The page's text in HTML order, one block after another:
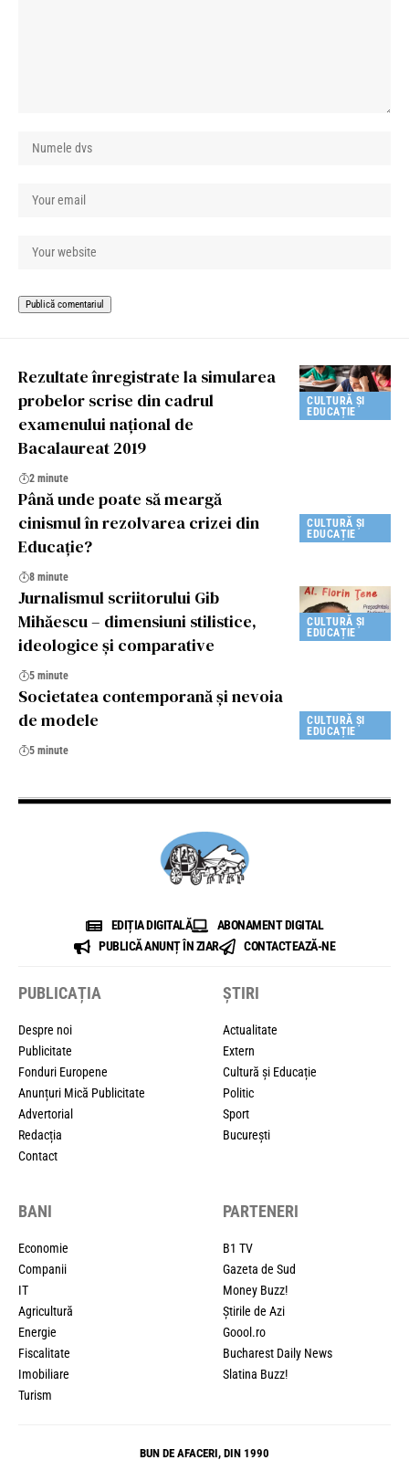
CULTURĂ ȘI
EDUCAȚIE
Rezultate înregistrate la simularea
probelor scrise din cadrul
examenului naţional de
Bacalaureat 2019
2 minute
CULTURĂ ȘI
EDUCAȚIE
Până unde poate să meargă
cinismul în rezolvarea crizei din
Educație?
8 minute
CULTURĂ ȘI
EDUCAȚIE
Jurnalismul scriitorului Gib
Mihăescu – dimensiuni stilistice,
ideologice și comparative
5 minute
CULTURĂ ȘI
EDUCAȚIE
Societatea contemporană și nevoia
de modele
5 minute
EDIȚIA DIGITALĂ
ABONAMENT DIGITAL
PUBLICĂ ANUNȚ ÎN ZIAR
CONTACTEAZĂ-NE
PUBLICAȚIA
Despre noi
Publicitate
Fonduri Europene
Anunțuri Mică Publicitate
Advertorial
Redacția
Contact
ȘTIRI
Actualitate
Extern
Cultură și Educație
Politic
Sport
București
BANI
Economie
Companii
IT
Agricultură
Energie
Fiscalitate
Imobiliare
Turism
PARTENERI
B1 TV
Gazeta de Sud
Money Buzz!
Știrile de Azi
Goool.ro
Bucharest Daily News
Slatina Buzz!
BUN DE AFACERI, DIN 1990